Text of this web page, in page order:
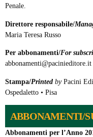
Penale.
Direttore responsabile/
Maria Teresa Russo
Per abbonamenti/For
abbonamenti@pacinieditore.it
Stampa/Printed by Pacini
Ospedaletto • Pisa
ABBONAMENTI/
Abbonamenti per l’Anno